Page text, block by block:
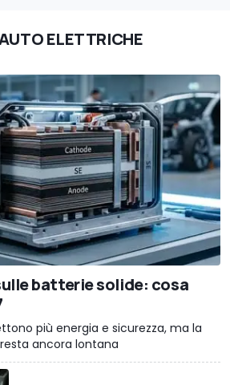
ELETTRICHE
batterie solide: cosa
più energia e sicurezza, ma la
ancora lontana